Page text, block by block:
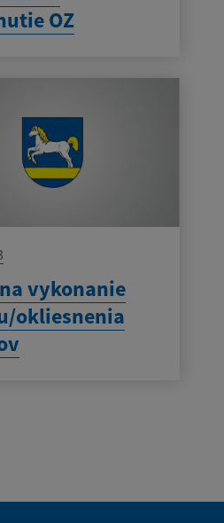
OZ
vykonanie
okliesnenia